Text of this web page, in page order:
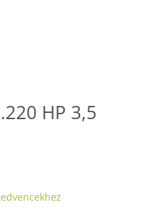
HP 3,5